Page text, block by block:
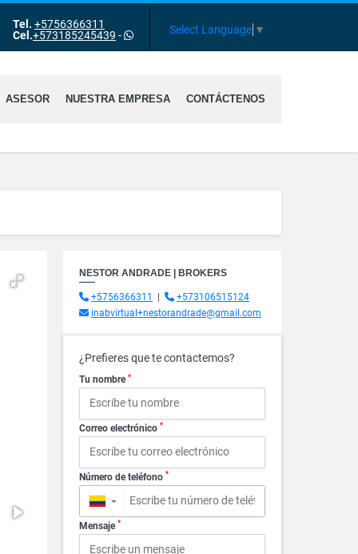
Tel. +5756366311
Cel.+573185245439 - Select Language ▼
ASESOR NUESTRA EMPRESA CONTÁCTENOS
NESTOR ANDRADE | BROKERS
+5756366311
+573106515124
inabvirtual+nestorandrade@gmail.com
¿Prefieres que te contactemos?
Tu nombre *
Correo electrónico *
Número de teléfono *
▼
Mensaje *